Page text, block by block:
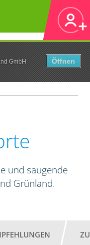
GmbH
Öffnen
und saugende
Grünland.